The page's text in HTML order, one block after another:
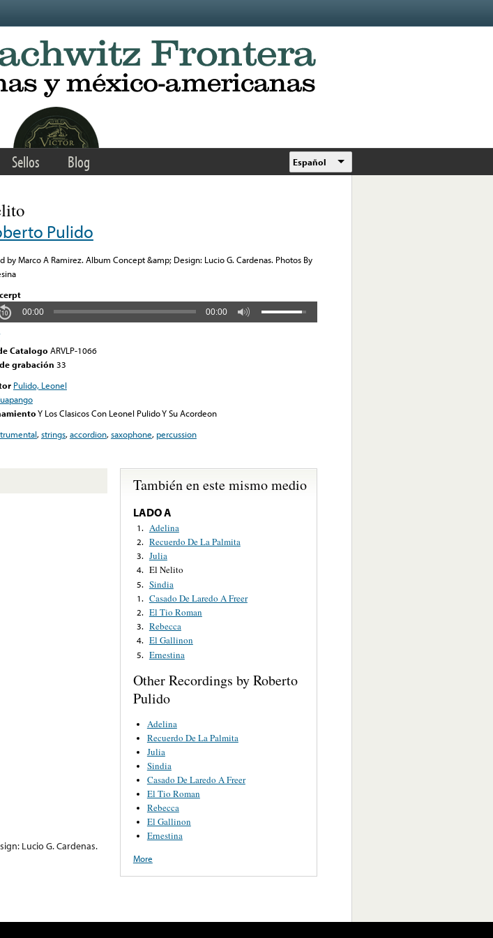
Sellos Blog Español
Pulido
by Marco A Ramirez. Album Concept &amp; Design: Lucio G. Cardenas. Photos By
00:00 00:00
Catalogo ARVLP-1066
grabación 33
Pulido, Leonel
Y Los Clasicos Con Leonel Pulido Y Su Acordeon
,strings,accordion,saxophone, percussion
Lucio G. Cardenas.
También en este mismo medio
LADO A
1. Adelina
2. Recuerdo De La Palmita
3. Julia
4. El Nelito
5. Sindia
1. Casado De Laredo A Freer
2. El Tio Roman
3. Rebecca
4. El Gallinon
5. Ernestina
Other Recordings by Roberto
Pulido
Adelina
Recuerdo De La Palmita
Julia
Sindia
Casado De Laredo A Freer
El Tio Roman
Rebecca
El Gallinon
Ernestina
More